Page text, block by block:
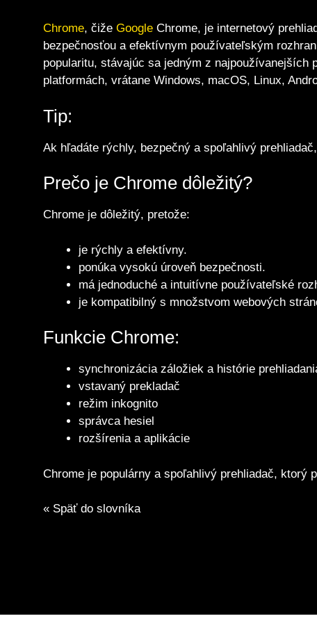
Chrome, čiže Google Chrome, je internetový
bezpečnosťou a efektívnym používateľským
popularitu, stávajúc sa jedným z najpoužívanejších
platformách, vrátane Windows, macOS, Linux,
Tip:
Ak hľadáte rýchly, bezpečný a spoľahlivý
Prečo je Chrome dôležitý?
Chrome je dôležitý, pretože:
je rýchly a efektívny.
ponúka vysokú úroveň bezpečnosti.
má jednoduché a intuitívne používateľské
je kompatibilný s množstvom webových
Funkcie Chrome:
synchronizácia záložiek a histórie
vstavaný prekladač
režim inkognito
správca hesiel
rozšírenia a aplikácie
Chrome je populárny a spoľahlivý prehliadač, ktorý
« Späť do slovníka